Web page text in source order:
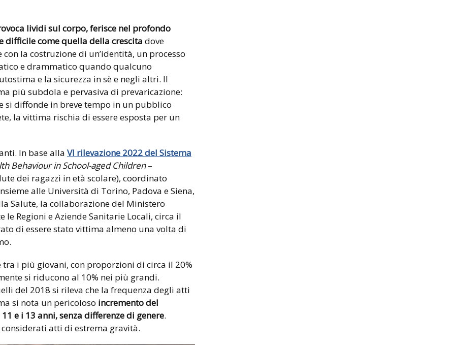
lividi sul corpo, ferisce nel profondo
difficile come quella della crescita dove
la costruzione di un’identità, un processo
e drammatico quando qualcuno
e la sicurezza in sè e negli altri. Il
più subdola e pervasiva di prevaricazione:
si diffonde in breve tempo in un pubblico
la vittima rischia di essere esposta per un
In base alla VI rilevazione 2022 del Sistema
Behaviour in School-aged Children–
dei ragazzi in età scolare), coordinato
alle Università di Torino, Padova e Siena,
Salute, la collaborazione del Ministero
le Regioni e Aziende Sanitarie Locali, circa il
di essere stato vittima almeno una volta di
i più giovani, con proporzioni di circa il 20%
si riducono al 10% nei più grandi.
del 2018 si rileva che la frequenza degli atti
si nota un pericoloso incremento del
e i 13 anni, senza differenze di genere.
atti di estrema gravità.